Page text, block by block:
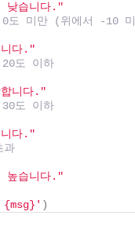
낮습니다."
도 미만 (위에서 -10
니다."
도 이하
니다."
도 이하
니다."
높습니다."
)